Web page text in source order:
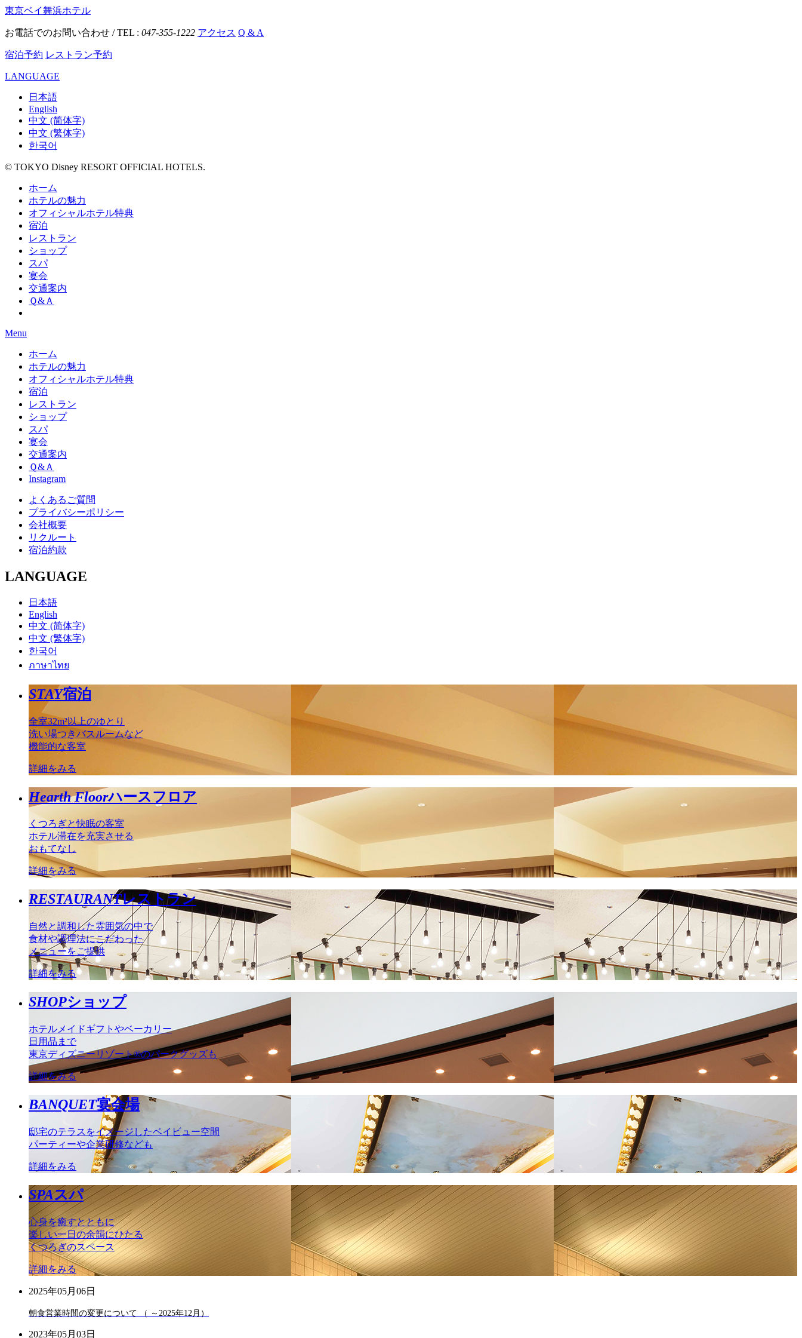
東京ベイ舞浜ホテル
お電話でのお問い合わせ / TEL : 047-355-1222 アクセス Q & A
宿泊予約 レストラン予約
LANGUAGE
日本語
English
中文 (简体字)
中文 (繁体字)
한국어
© TOKYO Disney RESORT OFFICIAL HOTELS.
ホーム
ホテルの魅力
オフィシャルホテル特典
宿泊
レストラン
ショップ
スパ
宴会
交通案内
Ｑ&Ａ
Menu
ホーム
ホテルの魅力
オフィシャルホテル特典
宿泊
レストラン
ショップ
スパ
宴会
交通案内
Ｑ&Ａ
Instagram
よくあるご質問
プライバシーポリシー
会社概要
リクルート
宿泊約款
LANGUAGE
日本語
English
中文 (简体字)
中文 (繁体字)
한국어
ภาษาไทย
STAY宿泊
全室32m²以上のゆとり
洗い場つきバスルームなど
機能的な客室
詳細をみる
Hearth Floorハースフロア
くつろぎと快眠の客室
ホテル滞在を充実させる
おもてなし
詳細をみる
RESTAURANTレストラン
自然と調和した雰囲気の中で
食材や調理法にこだわった
メニューをご提供
詳細をみる
SHOPショップ
ホテルメイドギフトやベーカリー
日用品まで
東京ディズニーリゾート®のパークグッズも
詳細をみる
BANQUET宴会場
邸宅のテラスをイメージしたベイビュー空間
パーティーや企業研修なども
詳細をみる
SPAスパ
心身を癒すとともに
楽しい一日の余韻にひたる
くつろぎのスペース
詳細をみる
2025年05月06日
朝食営業時間の変更について （ ～2025年12月）
2023年05月03日